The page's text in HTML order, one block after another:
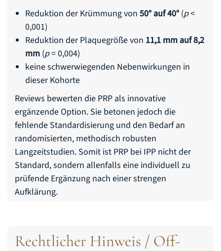
Reduktion der Krümmung von 50° auf 40° (p<
0,001)
Reduktion der Plaquegröße von 11,1 mm auf 8,2
mm (p= 0,004)
keine schwerwiegenden Nebenwirkungen in
dieser Kohorte
Reviews bewerten die PRP als innovative
ergänzende Option. Sie betonen jedoch die
fehlende Standardisierung und den Bedarf an
randomisierten, methodisch robusten
Langzeitstudien. Somit ist PRP bei IPP nicht der
Standard, sondern allenfalls eine individuell zu
prüfende Ergänzung nach einer strengen
Aufklärung.
Rechtlicher Hinweis / Off-